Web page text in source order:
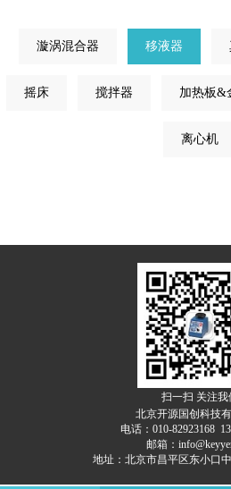
漩涡混合器 移液器
摇床 搅拌器 加热板&
离心机
扫一扫 关注我
北京开源国创科技
电话：010-82923168
邮箱：
地址：北京市昌平区东小口